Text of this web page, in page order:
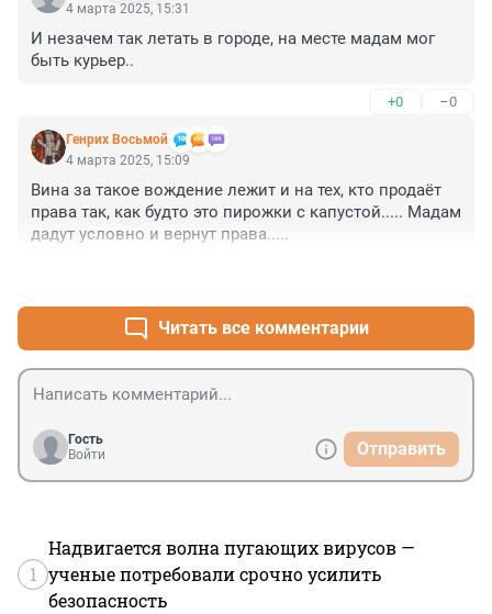
4 марта 2025, 15:31
И незачем так летать в городе, на месте мадам мог
быть курьер..
+0 –0
Генрих Восьмой
4 марта 2025, 15:09
Вина за такое вождение лежит и на тех, кто продаёт
права так, как будто это пирожки с капустой..... Мадам
дадут условно и вернут права.....
Читать все комментарии
Гость
Войти
Отправить
1
Надвигается волна пугающих вирусов —
ученые потребовали срочно усилить
безопасность